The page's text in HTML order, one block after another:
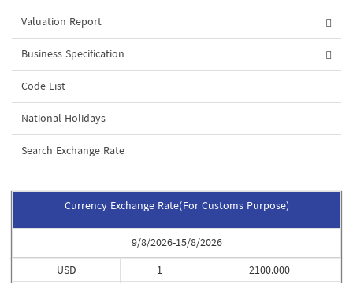
Valuation Report
Business Specification
Code List
National Holidays
Search Exchange Rate
Currency Exchange Rate(For Customs Purpose)
9/8/2026-15/8/2026
USD
1
2100.000